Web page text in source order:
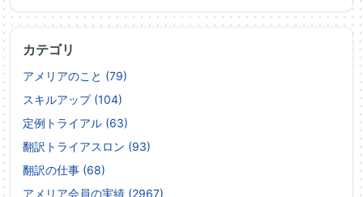
カテゴリ
アメリアのこと (79)
スキルアップ (104)
定例トライアル (63)
翻訳トライアスロン (93)
翻訳の仕事 (68)
アメリア会員の実績 (2967)